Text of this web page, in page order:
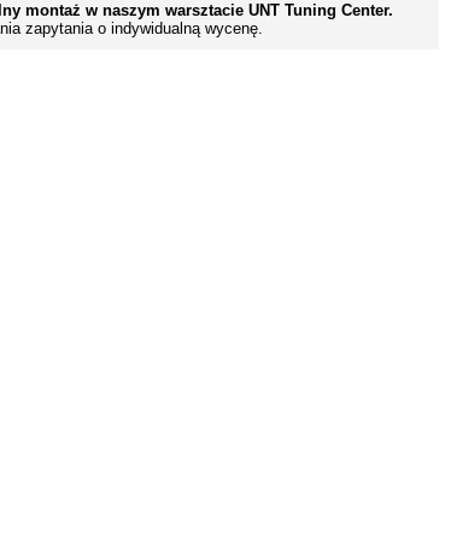
montaż w naszym warsztacie UNT Tuning Center.
zapytania o indywidualną wycenę.